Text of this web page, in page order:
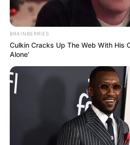
Once Criticized For Her Figure,
Some Moments Got Out Of
BRAINBERRIES
Culkin Cracks Up The Web With His
Alone’